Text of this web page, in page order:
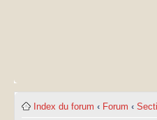
Index du forum ‹ Forum ‹